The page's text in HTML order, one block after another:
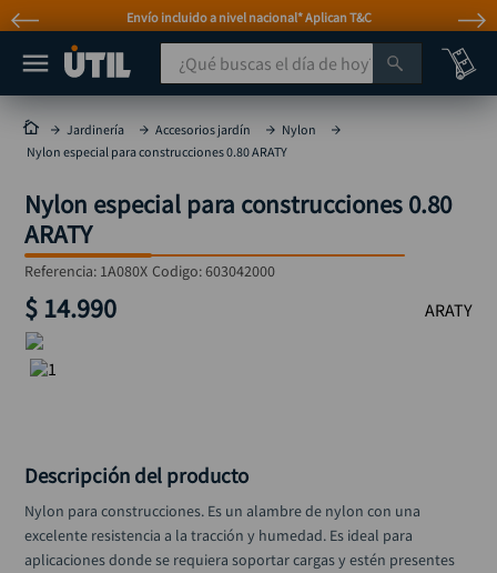
Envío incluido a nivel nacional* Aplican T&C
¿Qué buscas el día de hoy?
Jardinería Accesorios jardín
Nylon
Nylon especial para construcciones 0.80 ARATY
Nylon especial para construcciones 0.80
ARATY
Referencia: 1A080X Codigo:603042000
$ 14.990 ARATY
Descripción del producto
Nylon para construcciones. Es un alambre de nylon con una
excelente resistencia a la tracción y humedad. Es ideal para
aplicaciones donde se requiera soportar cargas y estén presentes
MÁS BUSCADOS
taladro
taladros pulidoras
compresor
llave
combo
ruteadora
hidrolavadora
black decker